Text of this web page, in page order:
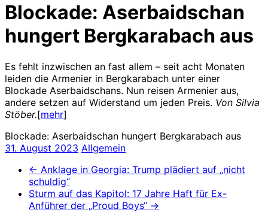
Blockade: Aserbaidschan
hungert Bergkarabach aus
Es fehlt inzwischen an fast allem – seit acht Monaten
leiden die Armenier in Bergkarabach unter einer
Blockade Aserbaidschans. Nun reisen Armenier aus,
andere setzen auf Widerstand um jeden Preis. Von Silvia
Stöber.[mehr]
Blockade: Aserbaidschan hungert Bergkarabach aus
31. August 2023 Allgemein
← Anklage in Georgia: Trump plädiert auf „nicht
schuldig“
Sturm auf das Kapitol: 17 Jahre Haft für Ex-
Anführer der „Proud Boys“ →